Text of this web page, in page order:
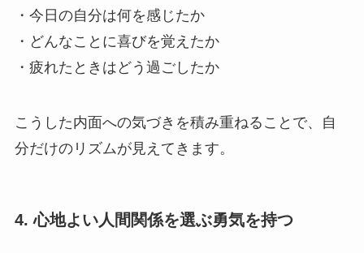
・今日の自分は何を感じたか
・どんなことに喜びを覚えたか
・疲れたときはどう過ごしたか
こうした内面への気づきを積み重ねることで、自
分だけのリズムが見えてきます。
4. 心地よい人間関係を選ぶ勇気を持つ